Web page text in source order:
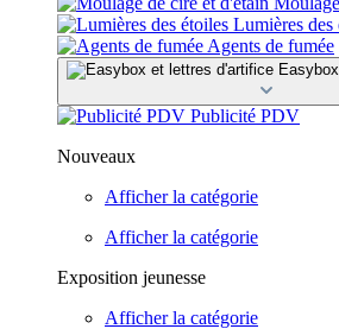
Lumières des
Agents de fumée
Publicité PDV
Nouveaux
Afficher la catégorie
Afficher la catégorie
Exposition jeunesse
Afficher la catégorie